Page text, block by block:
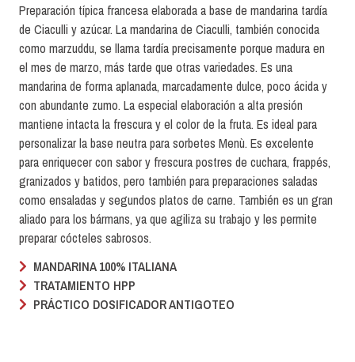
Preparación típica francesa elaborada a base de mandarina tardía
de Ciaculli y azúcar. La mandarina de Ciaculli, también conocida
como marzuddu, se llama tardía precisamente porque madura en
el mes de marzo, más tarde que otras variedades. Es una
mandarina de forma aplanada, marcadamente dulce, poco ácida y
con abundante zumo. La especial elaboración a alta presión
mantiene intacta la frescura y el color de la fruta. Es ideal para
personalizar la base neutra para sorbetes Menù. Es excelente
para enriquecer con sabor y frescura postres de cuchara, frappés,
granizados y batidos, pero también para preparaciones saladas
como ensaladas y segundos platos de carne. También es un gran
aliado para los bármans, ya que agiliza su trabajo y les permite
preparar cócteles sabrosos.
MANDARINA 100% ITALIANA
TRATAMIENTO HPP
PRÁCTICO DOSIFICADOR ANTIGOTEO